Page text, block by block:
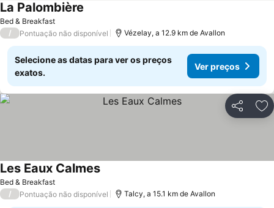
Bed & Breakfast
La Palombière
/ Pontuação não disponível Vézelay, a 12.9 km de Avallon
Selecione as datas para ver os preços
exatos.
Ver preços
Partilhar
Bed & Breakfast
Les Eaux Calmes
/ Pontuação não disponível Talcy, a 15.1 km de Avallon